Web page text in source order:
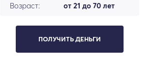
Возраст: от 21 до 70 лет
ПОЛУЧИТЬ ДЕНЬГИ